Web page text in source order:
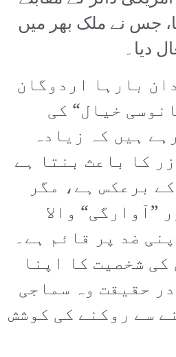
تک آ گیا، جس نے ملک بھر میں
دیا۔
بارہا اردوگان
خیال“ کی
ہیں کہ زیادہ
کا باعث بنتا ہے
برعکس ہے، مگر
”آوارگی“ والا
ضد پر قائم ہے۔
کی شخصیت کا اپنا
حقیقت وہ سماجی
سے روکنے کی کوشش